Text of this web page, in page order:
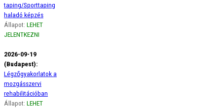
taping/Sporttaping
haladó képzés
Állapot: LEHET
JELENTKEZNI
2026-09-19
(Budapest):
Légzőgyakorlatok a
mozgásszervi
rehabilitációban
Állapot: LEHET